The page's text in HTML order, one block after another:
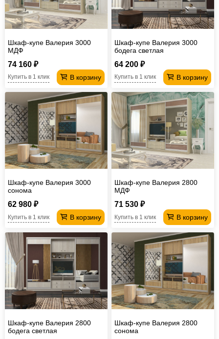
Шкаф-купе Валерия 3000
МДФ
74 160 ₽
В корзину
Купить в 1 клик
Шкаф-купе Валерия 3000
бодега светлая
64 200 ₽
В корзину
Купить в 1 клик
Шкаф-купе Валерия 3000
сонома
62 980 ₽
В корзину
Купить в 1 клик
Шкаф-купе Валерия 2800
МДФ
71 530 ₽
В корзину
Купить в 1 клик
Шкаф-купе Валерия 2800
бодега светлая
Шкаф-купе Валерия 2800
сонома